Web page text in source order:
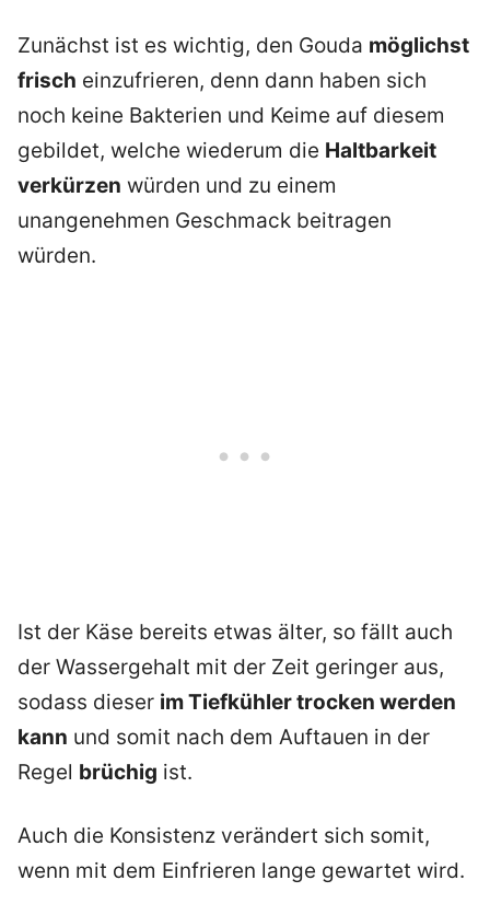
Zunächst ist es wichtig, den Gouda möglichst
frisch einzufrieren, denn dann haben sich
noch keine Bakterien und Keime auf diesem
gebildet, welche wiederum die Haltbarkeit
verkürzen würden und zu einem
unangenehmen Geschmack beitragen
würden.
Ist der Käse bereits etwas älter, so fällt auch
der Wassergehalt mit der Zeit geringer aus,
sodass dieser im Tiefkühler trocken werden
kann und somit nach dem Auftauen in der
Regel brüchig ist.
Auch die Konsistenz verändert sich somit,
wenn mit dem Einfrieren lange gewartet wird.